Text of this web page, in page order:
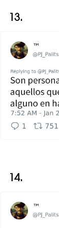
13.
14.